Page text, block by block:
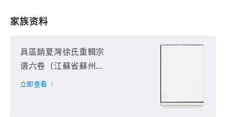
家族资料
具區銷夏灣徐氏重輯宗
谱六卷（江蘇省蘇州
市）第1册
立即查看